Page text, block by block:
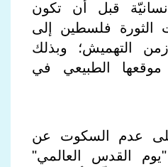
قبل أن تكون
الثورة فلسطين إلى
التهميش؛ وبذلك
موقعها الطبيعي في
عدم السكوت عن
القدس العالمي"